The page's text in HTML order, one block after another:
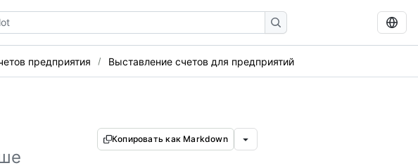
предприятия Выставление счетов для предприятий
Копировать как Markdown